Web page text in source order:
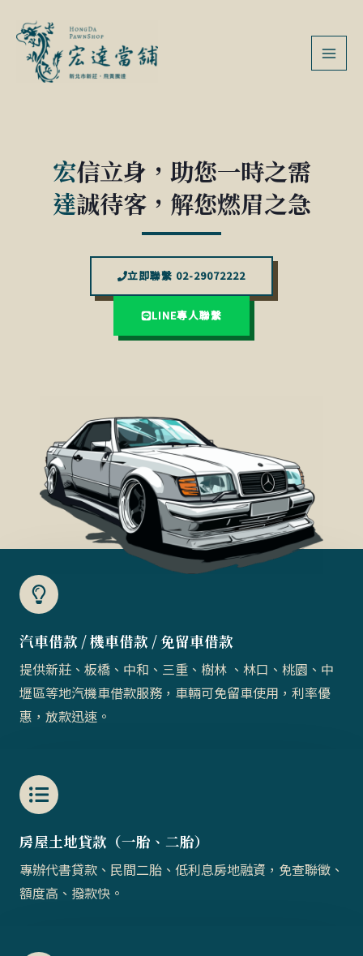
宏信立身，助您一時之需
達誠待客，解您燃眉之急
立即聯繫 02-29072222
LINE專人聯繫
汽車借款 / 機車借款 / 免留車借款​
提供新莊、板橋、中和、三重、樹林 、林口、桃園、中
壢區等地汽機車借款服務，車輛可免留車使用，利率優
惠，放款迅速。
房屋土地貸款（一胎、二胎）​​
專辦代書貸款、民間二胎、低利息房地融資，免查聯徵、
額度高、撥款快。